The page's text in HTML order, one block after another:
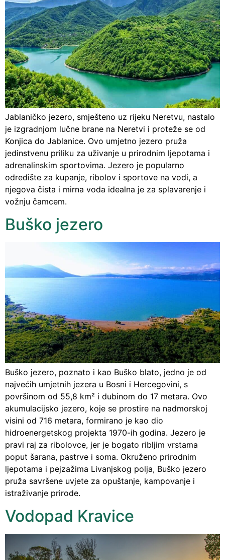
Jablaničko jezero, smješteno uz rijeku Neretvu, nastalo
je izgradnjom lučne brane na Neretvi i proteže se od
Konjica do Jablanice. Ovo umjetno jezero pruža
jedinstvenu priliku za uživanje u prirodnim ljepotama i
adrenalinskim sportovima. Jezero je popularno
odredište za kupanje, ribolov i sportove na vodi, a
njegova čista i mirna voda idealna je za splavarenje i
vožnju čamcem.
Buško jezero
Buško jezero, poznato i kao Buško blato, jedno je od
najvećih umjetnih jezera u Bosni i Hercegovini, s
površinom od 55,8 km² i dubinom do 17 metara. Ovo
akumulacijsko jezero, koje se prostire na nadmorskoj
visini od 716 metara, formirano je kao dio
hidroenergetskog projekta 1970-ih godina. Jezero je
pravi raj za ribolovce, jer je bogato ribljim vrstama
poput šarana, pastrve i soma. Okruženo prirodnim
ljepotama i pejzažima Livanjskog polja, Buško jezero
pruža savršene uvjete za opuštanje, kampovanje i
istraživanje prirode.
Vodopad Kravice